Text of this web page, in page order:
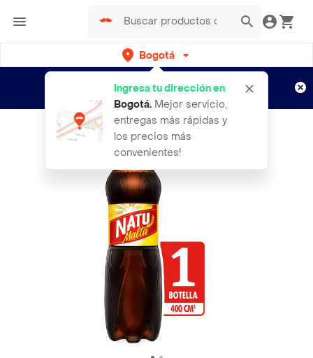
Bogotá
Ingresa tu dirección en
Bogotá. Mejor servicio,
entregas más rápidas y
los precios más
convenientes!
envíos gratis por semanas
Aplican TyC